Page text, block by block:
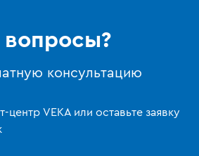
вопросы?
консультацию
центр VEKA или оставьте заявку